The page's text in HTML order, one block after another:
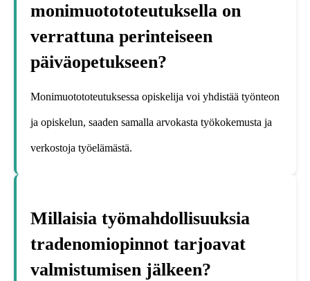
monimuotototeutuksella on
verrattuna perinteiseen
päiväopetukseen?
Monimuotototeutuksessa opiskelija voi yhdistää työnteon
ja opiskelun, saaden samalla arvokasta työkokemusta ja
verkostoja työelämästä.
Millaisia työmahdollisuuksia
tradenomiopinnot tarjoavat
valmistumisen jälkeen?